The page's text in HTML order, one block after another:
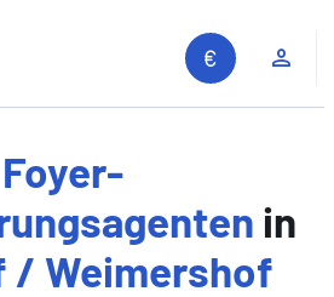
Foyer-
in
/ Weimershof